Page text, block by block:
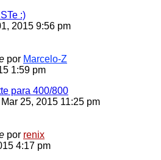
:)
2015 9:56 pm
por Marcelo-Z
1:59 pm
para 400/800
25, 2015 11:25 pm
por renix
4:17 pm